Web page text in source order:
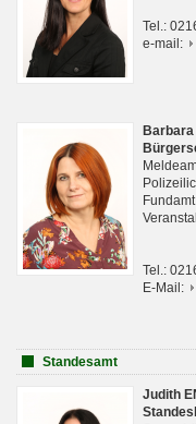
Tel.:
e-mail:
Tel.:
E-Mail:
Standesamt
Judith